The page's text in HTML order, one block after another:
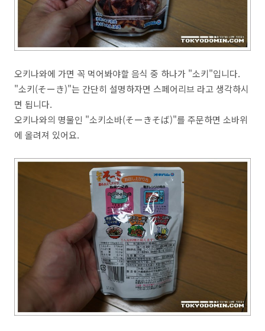
오키나와에 가면 꼭 먹어봐야할 음식 중 하나가 "소키"입니다.
"소키(そーき)"는 간단히 설명하자면 스페어리브 라고 생각하시
면 됩니다.
오키나와의 명물인 "소키소바(そーきそば)"를 주문하면 소바위
에 올려져 있어요.